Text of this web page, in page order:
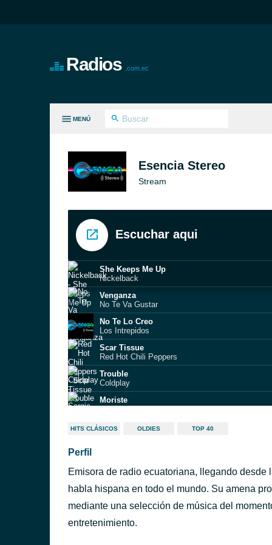
Radios .com.ec
MENÚ
Esencia Stereo
Stream
Escuchar aqui
She Keeps Me Up
Nickelback
Venganza
No Te Va Gustar
No Te Lo Creo
Los Intrepidos
Scar Tissue
Red Hot Chili Peppers
Trouble
Coldplay
Moriste
Cómo Dónde y Cuándo
No Me Importa el Dinero (feat. Julieta
Los Auténticos Decadentes
Jullie
HITS CLÁSICOS OLDIES TOP 40
Perfil
Emisora de radio ecuatoriana, llegando
habla hispana en todo el mundo. Su amena
mediante una selección de música del
entretenimiento.